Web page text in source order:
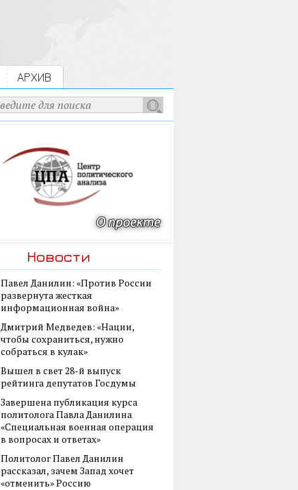
АРХИВ
Новости
Павел Данилин: «Против России
развернута жесткая
информационная война»
Дмитрий Медведев: «Нации,
чтобы сохраниться, нужно
собраться в кулак»
Вышел в свет 28-й выпуск
рейтинга депутатов Госдумы
Завершена публикация курса
политолога Павла Данилина
«Специальная военная операция
в вопросах и ответах»
Политолог Павел Данилин
рассказал, зачем Запад хочет
«отменить» Россию